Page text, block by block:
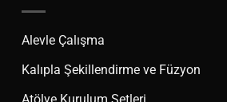
Alevle Çalışma
Kalıpla Şekillendirme ve Füzyon